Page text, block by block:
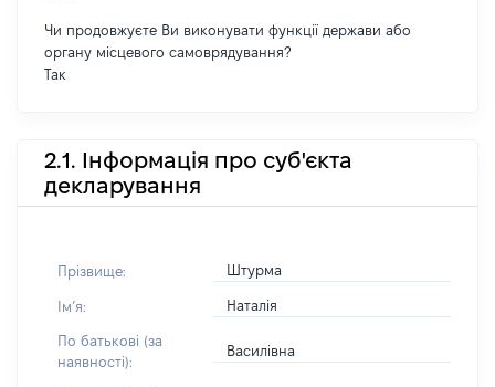
Чи продовжуєте Ви виконувати функції держави або
органу місцевого самоврядування?
Так
2.1. Інформація про суб'єкта
декларування
Прізвище: Штурма
Імʼя: Наталія
По батькові (за
наявності):
Василівна